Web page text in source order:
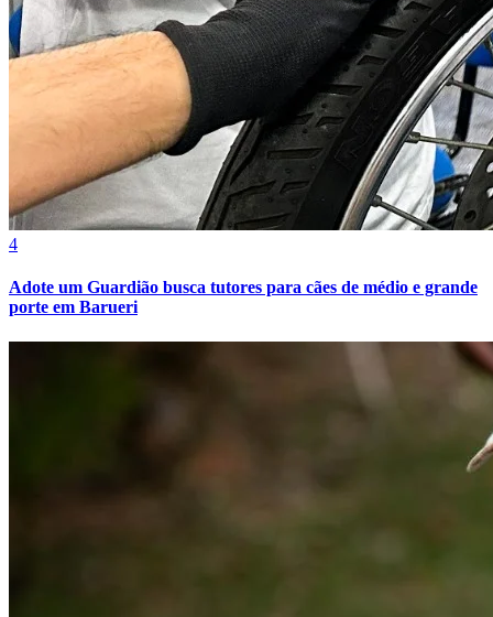
4
Adote um Guardião busca tutores para cães de médio e grande
porte em Barueri